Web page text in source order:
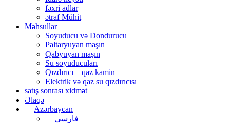
fəxri adlar
ətraf Mühit
Məhsullar
Soyuducu və Dondurucu
Paltaryuyan maşın
Qabyuyan maşın
Su soyuducuları
Qızdırıcı – qaz kamin
Elektrik və qaz su qızdırıcısı
satış sonrası xidmət
Əlaqə
Azərbaycan
فارسی